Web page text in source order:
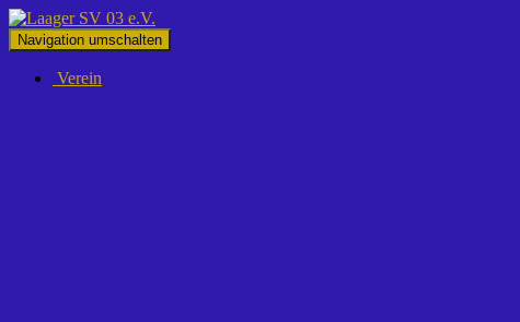
Navigation umschalten
Verein